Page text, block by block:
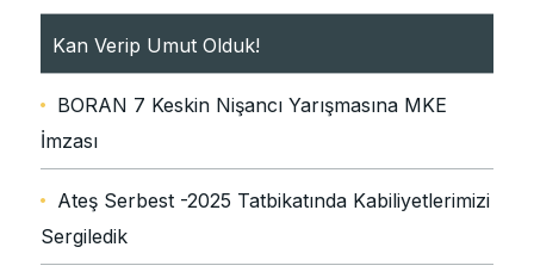
Kan Verip Umut Olduk!
BORAN 7 Keskin Nişancı Yarışmasına MKE
İmzası
Ateş Serbest -2025 Tatbikatında Kabiliyetlerimizi
Sergiledik